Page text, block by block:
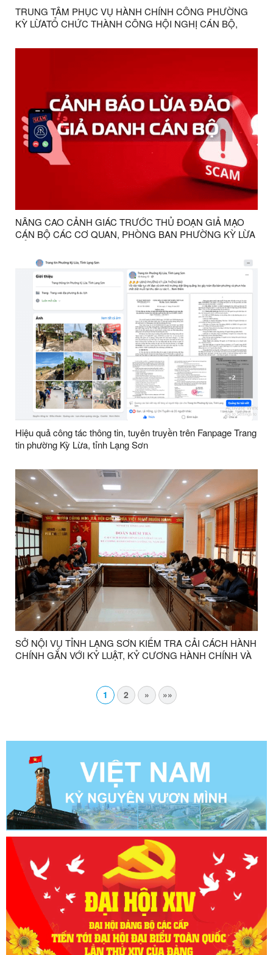
TRUNG TÂM PHỤC VỤ HÀNH CHÍNH CÔNG PHƯỜNG
KỲ LỪATỔ CHỨC THÀNH CÔNG HỘI NGHỊ CÁN BỘ,
NÂNG CAO CẢNH GIÁC TRƯỚC THỦ ĐOẠN GIẢ MẠO
CÁN BỘ CÁC CƠ QUAN, PHÒNG BAN PHƯỜNG KỲ LỪA
Hiệu quả công tác thông tin, tuyên truyền trên Fanpage Trang
tin phường Kỳ Lừa, tỉnh Lạng Sơn
SỞ NỘI VỤ TỈNH LẠNG SƠN KIỂM TRA CẢI CÁCH HÀNH
CHÍNH GẮN VỚI KỶ LUẬT, KỶ CƯƠNG HÀNH CHÍNH VÀ
1 2 » »»